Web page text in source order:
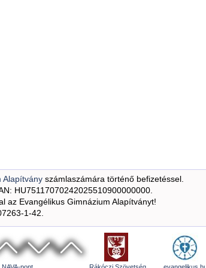
Alapítványszámlaszámára történő befizetéssel.
HU75117070242025510900000000.
az Evangélikus Gimnázium Alapítványt!
1-42.